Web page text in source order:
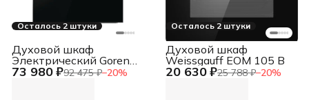
Осталось 2 штуки
73 980 ₽92 475 ₽−20%
Духовой шкаф
Электрический Gorenje
BSA6747DGWI черный
Осталось 2 штуки
20 630 ₽25 788 ₽−20%
Духовой шкаф
Weissgauff EOM 105 B